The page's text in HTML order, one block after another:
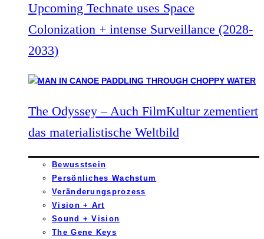
Upcoming Technate uses Space
Colonization + intense Surveillance (2028-
2033)
The Odyssey – Auch FilmKultur zementiert
das materialistische Weltbild
Bewusstsein
Persönliches Wachstum
Veränderungsprozess
Vision + Art
Sound + Vision
The Gene Keys